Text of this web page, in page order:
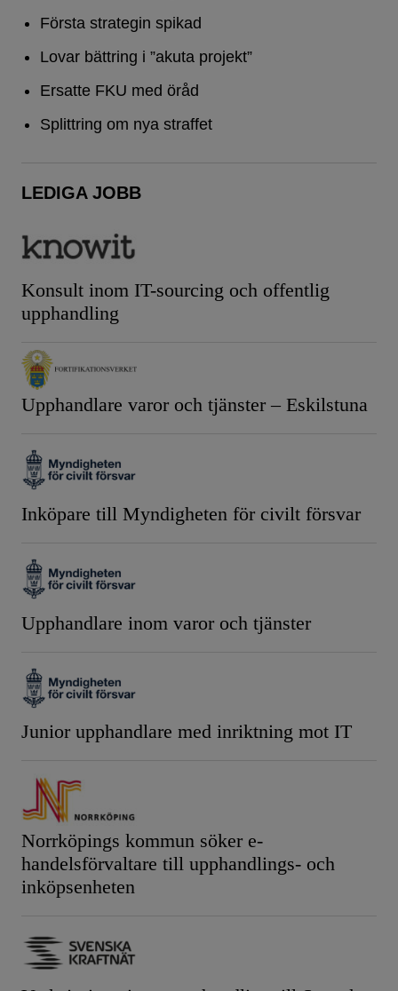
Första strategin spikad
Lovar bättring i ”akuta projekt”
Ersatte FKU med öråd
Splittring om nya straffet
LEDIGA JOBB
Konsult inom IT-sourcing och offentlig
upphandling
Upphandlare varor och tjänster – Eskilstuna
Inköpare till Myndigheten för civilt försvar
Upphandlare inom varor och tjänster
Junior upphandlare med inriktning mot IT
Norrköpings kommun söker e-
handelsförvaltare till upphandlings- och
inköpsenheten